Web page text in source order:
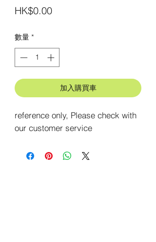
HK$0.00價
數量 *
加入購買車
reference only, Please check with
our customer service